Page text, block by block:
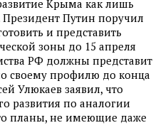
Крыма как лишь
Президент Путин поручил
и представить
зоны до 15 апреля
РФ должны представит
своему профилю до конца
Улюкаев заявил, что
развития по аналогии
планы, не имеющие даже